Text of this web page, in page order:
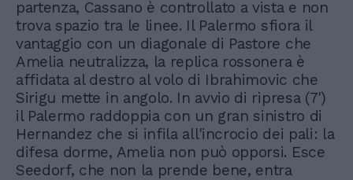
partenza, Cassano è controllato a vista e non
trova spazio tra le linee. Il Palermo sfiora il
vantaggio con un diagonale di Pastore che
Amelia neutralizza, la replica rossonera è
affidata al destro al volo di Ibrahimovic che
Sirigu mette in angolo. In avvio di ripresa (7')
il Palermo raddoppia con un gran sinistro di
Hernandez che si infila all'incrocio dei pali: la
difesa dorme, Amelia non può opporsi. Esce
Seedorf, che non la prende bene, entra